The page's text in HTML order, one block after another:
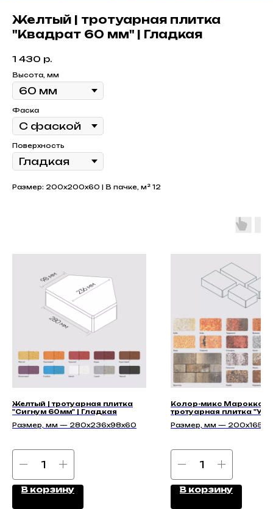
Желтый | тротуарная плитка
"Квадрат 60 мм" | Гладкая
1 430 р.
Высота, мм
Фаска
Поверхность
Размер: 200x200x60 | В пачке, м² 12
Желтый | тротуарная плитка
"Сигнум 60мм" | Гладкая
Размер, мм — 280х236х98х60
В корзину
Колор-микс Марокко |
тротуарная плитка
Размер, мм —
В корзину